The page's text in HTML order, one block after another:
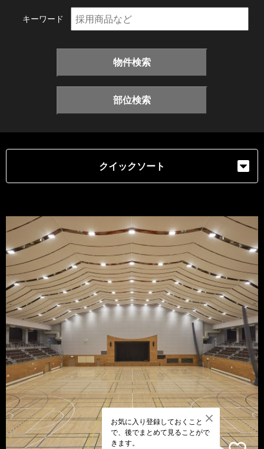
キーワード
物件検索
部位検索
クイックソート
お気に入り登録しておくこと
で、後でまとめて見ることがで
きます。